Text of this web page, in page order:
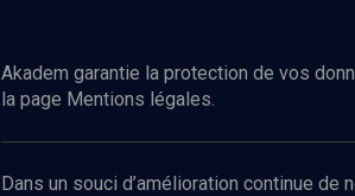
Akadem garantie la protection de vos
la page Mentions légales.
Dans un souci d’amélioration continue